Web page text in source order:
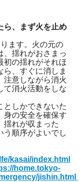
ら、まず火を止め
ます。火の元の
、揺れがおさまっ
初の揺れがそれほ
ら、すぐに消しま
注意しながら消火
て消火活動をしな
としかできないた
身の安全を確保す
揺れが収まった
う順序がよいでし
kasai/index.html
home.tokyo-
jishin.html